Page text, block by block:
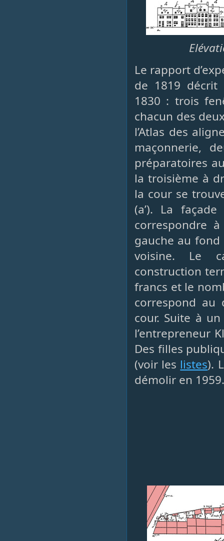
Le rapport
de 1819 décrit
1830 : trois
chacun des
l’Atlas des
maçonnerie,
préparatoires
la troisième à
la cour se
(a’). La
correspondre
gauche au fond
voisine. Le
construction
francs et le
correspond au
cour. Suite à
l’entrepreneur
Des filles
(voir les listes).
démolir en 1959.